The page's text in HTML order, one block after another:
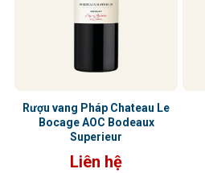
Rượu vang Pháp Chateau Le
Bocage AOC Bodeaux
Superieur
Liên hệ